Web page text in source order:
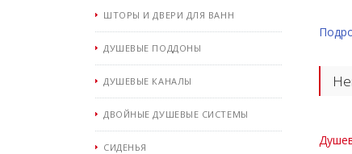
ШТОРЫ И ДВЕРИ ДЛЯ ВАНН
ДУШЕВЫЕ ПОДДОНЫ
ДУШЕВЫЕ КАНАЛЫ
ДВОЙНЫЕ ДУШЕВЫЕ СИСТЕМЫ
СИДЕНЬЯ